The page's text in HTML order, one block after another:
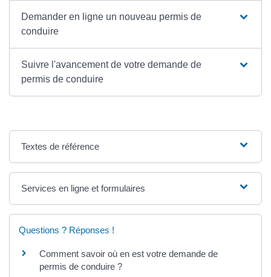
Demander en ligne un nouveau permis de
conduire
Suivre l'avancement de votre demande de
permis de conduire
Textes de référence
Services en ligne et formulaires
Questions ? Réponses !
Comment savoir où en est votre demande de
permis de conduire ?